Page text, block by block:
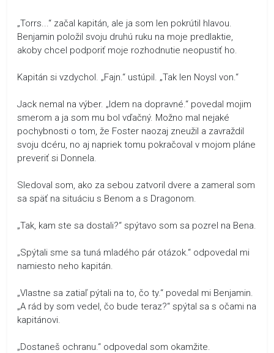
„Torrs...“ začal kapitán, ale ja som len pokrútil hlavou.
Benjamin položil svoju druhú ruku na moje predlaktie,
akoby chcel podporiť moje rozhodnutie neopustiť ho.
Kapitán si vzdychol. „Fajn.“ ustúpil. „Tak len Noysl von.“
Jack nemal na výber. „Idem na dopravné.“ povedal mojim
smerom a ja som mu bol vďačný. Možno mal nejaké
pochybnosti o tom, že Foster naozaj zneužil a zavraždil
svoju dcéru, no aj napriek tomu pokračoval v mojom pláne
preveriť si Donnela.
Sledoval som, ako za sebou zatvoril dvere a zameral som
sa späť na situáciu s Benom a s Dragonom.
„Tak, kam ste sa dostali?“ spýtavo som sa pozrel na Bena.
„Spýtali sme sa tuná mladého pár otázok.“ odpovedal mi
namiesto neho kapitán.
„Vlastne sa zatiaľ pýtali na to, čo ty.“ povedal mi Benjamin.
„A rád by som vedel, čo bude teraz?“ spýtal sa s očami na
kapitánovi.
„Dostaneš ochranu.“ odpovedal som okamžite.